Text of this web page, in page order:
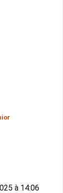
à 14:06